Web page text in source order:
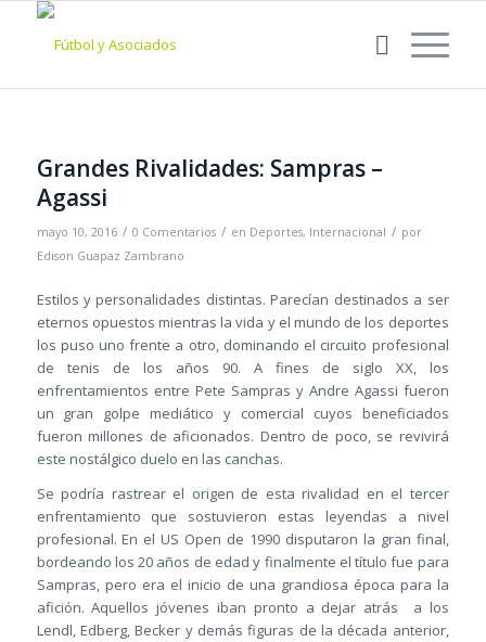
Grandes Rivalidades: Sampras –
Agassi
mayo 10, 2016 / 0 Comentarios / en Deportes, Internacional / por
Edison Guapaz Zambrano
Estilos y personalidades distintas. Parecían destinados a ser
eternos opuestos mientras la vida y el mundo de los deportes
los puso uno frente a otro, dominando el circuito profesional
de tenis de los años 90. A fines de siglo XX, los
enfrentamientos entre Pete Sampras y Andre Agassi fueron
un gran golpe mediático y comercial cuyos beneficiados
fueron millones de aficionados. Dentro de poco, se revivirá
este nostálgico duelo en las canchas.
Se podría rastrear el origen de esta rivalidad en el tercer
enfrentamiento que sostuvieron estas leyendas a nivel
profesional. En el US Open de 1990 disputaron la gran final,
bordeando los 20 años de edad y finalmente el título fue para
Sampras, pero era el inicio de una grandiosa época para la
afición. Aquellos jóvenes iban pronto a dejar atrás a los
Lendl, Edberg, Becker y demás figuras de la década anterior,